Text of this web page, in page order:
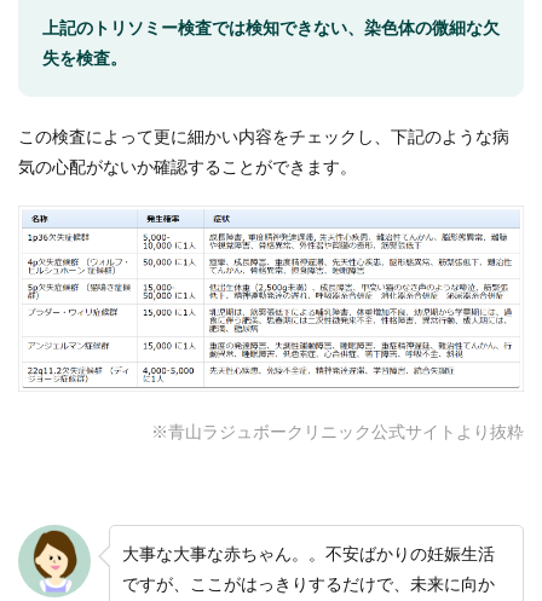
上記のトリソミー検査では検知できない、染色体の微細な欠
失を検査。
この検査によって更に細かい内容をチェックし、下記のような病
気の心配がないか確認することができます。
※青山ラジュボークリニック公式サイトより抜粋
大事な大事な赤ちゃん。。不安ばかりの妊娠生活
ですが、ここがはっきりするだけで、未来に向か